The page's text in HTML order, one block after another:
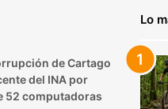
de Cartago
del INA por
52 computadoras
Lo